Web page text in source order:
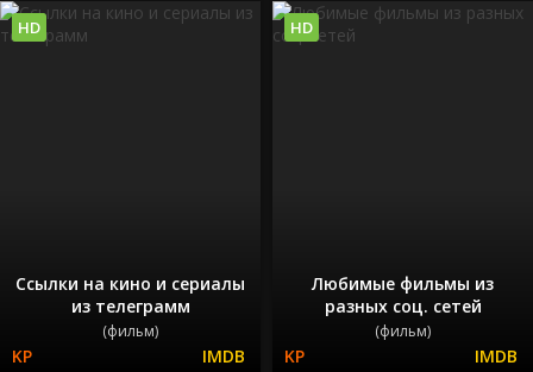
Ссылки на кино и сериалы
из телеграмм
(фильм)
HD
Любимые фильмы из
разных соц. сетей
(фильм)
HD